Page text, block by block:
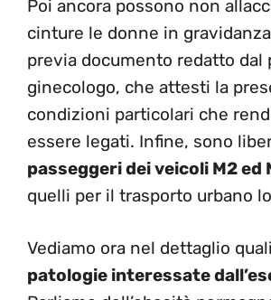
Poi ancora possono non
cinture le donne in
previa documento redatto dal
ginecologo, che attesti la
condizioni particolari che
essere legati. Infine, sono
passeggeri dei veicoli M2 ed
quelli per il trasporto urbano
Vediamo ora nel dettaglio
patologie interessate